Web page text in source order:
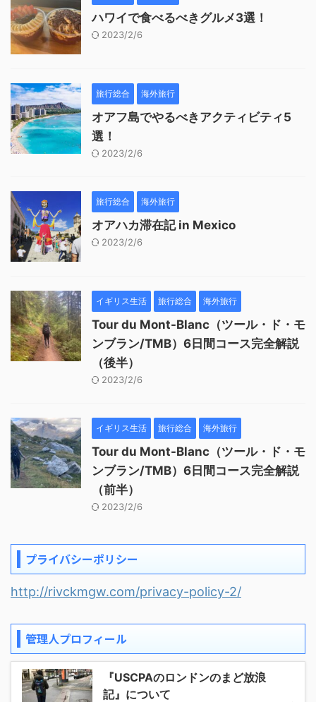
ハワイで食べるべきグルメ3選！
2023/2/6
旅行総合 海外旅行
オアフ島でやるべきアクティビティ5
選！
2023/2/6
旅行総合 海外旅行
オアハカ滞在記 in Mexico
2023/2/6
イギリス生活 旅行総合 海外旅行
Tour du Mont-Blanc（ツール・ド・モ
ンブラン/TMB）6日間コース完全解説
（後半）
2023/2/6
イギリス生活 旅行総合 海外旅行
Tour du Mont-Blanc（ツール・ド・モ
ンブラン/TMB）6日間コース完全解説
（前半）
2023/2/6
プライバシーポリシー
http://rivckmgw.com/privacy-policy-2/
管理人プロフィール
『USCPAのロンドンのまど放浪
記』について